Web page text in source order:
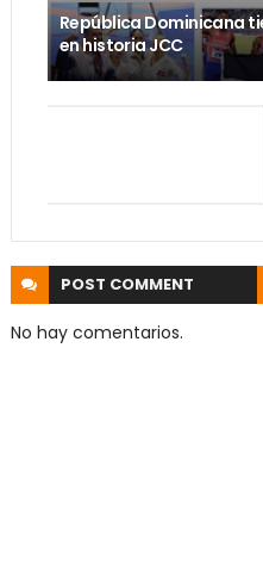
República Dominicana
en historia JCC
POST COMMENT
No hay comentarios.